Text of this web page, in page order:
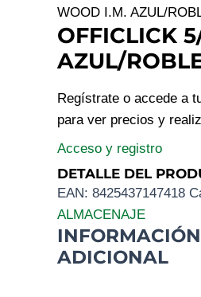
WOOD I.M. AZUL/
OFFICLICK
AZUL/
Regístrate o accede a
para ver precios y
Acceso y registro
DETALLE DEL
EAN: 8425437147418
ALMACENAJE
INFORMACIÓN
ADICIONAL